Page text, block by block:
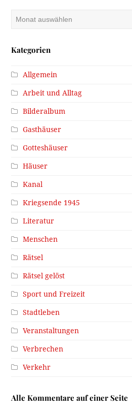
Kategorien
Allgemein
Arbeit und Alltag
Bilderalbum
Gasthäuser
Gotteshäuser
Häuser
Kanal
Kriegsende 1945
Literatur
Menschen
Rätsel
Rätsel gelöst
Sport und Freizeit
Stadtleben
Veranstaltungen
Verbrechen
Verkehr
Alle Kommentare auf einer Seite